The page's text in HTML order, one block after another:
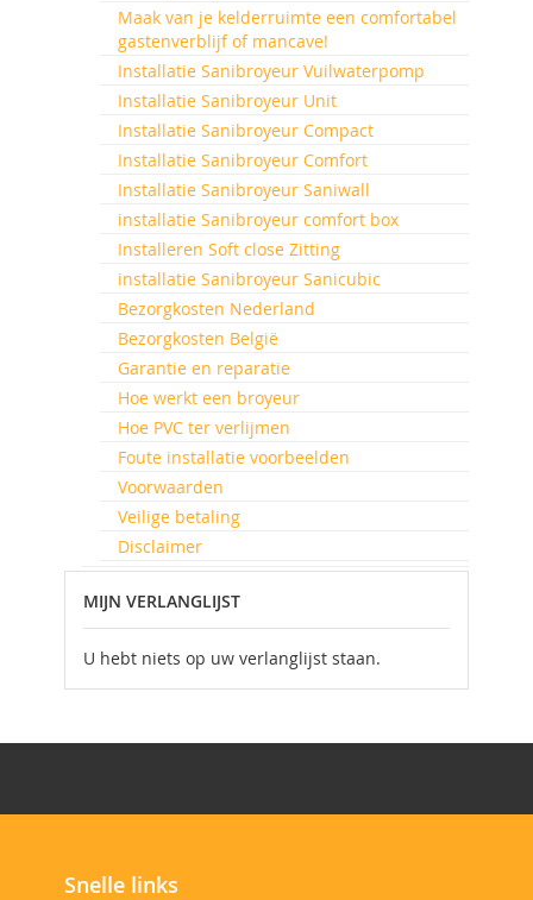
Maak van je kelderruimte een comfortabel
gastenverblijf of mancave!
Installatie Sanibroyeur Vuilwaterpomp
Installatie Sanibroyeur Unit
Installatie Sanibroyeur Compact
Installatie Sanibroyeur Comfort
Installatie Sanibroyeur Saniwall
installatie Sanibroyeur comfort box
Installeren Soft close Zitting
installatie Sanibroyeur Sanicubic
Bezorgkosten Nederland
Bezorgkosten België
Garantie en reparatie
Hoe werkt een broyeur
Hoe PVC ter verlijmen
Foute installatie voorbeelden
Voorwaarden
Veilige betaling
Disclaimer
MIJN VERLANGLIJST
U hebt niets op uw verlanglijst staan.
Snelle links